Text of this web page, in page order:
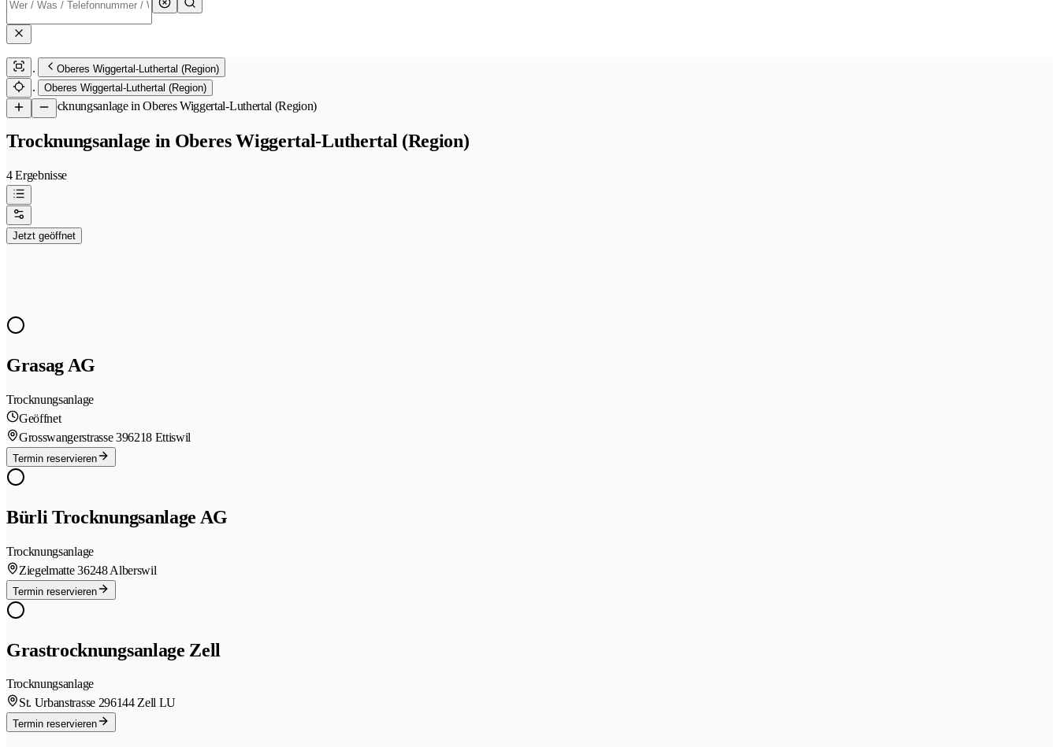
Oberes Wiggertal-Luthertal (Region)
Oberes Wiggertal-Luthertal (Region)
/Trocknungsanlage in Oberes Wiggertal-Luthertal (Region)
Trocknungsanlage in Oberes Wiggertal-Luthertal (Region)
4 Ergebnisse
Jetzt geöffnet
Grasag AG
Trocknungsanlage
Geöffnet
Grosswangerstrasse 396218 Ettiswil
Termin reservieren
Bürli Trocknungsanlage AG
Trocknungsanlage
Ziegelmatte 36248 Alberswil
Termin reservieren
Grastrocknungsanlage Zell
Trocknungsanlage
St. Urbanstrasse 296144 Zell LU
Termin reservieren